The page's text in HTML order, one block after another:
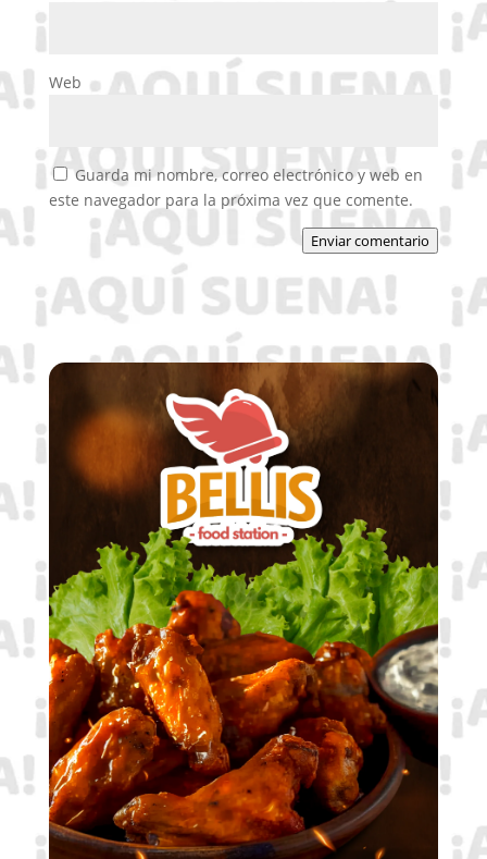
Web
Guarda mi nombre, correo electrónico y web en
este navegador para la próxima vez que comente.
Enviar comentario